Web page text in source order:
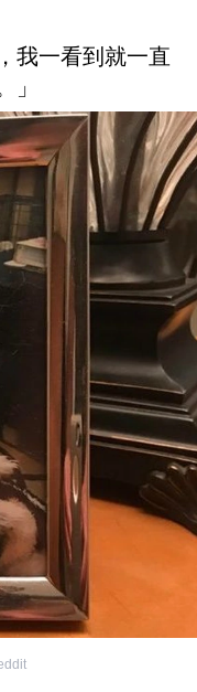
我一看到就一直
」